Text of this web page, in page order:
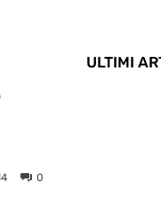
0
ULTIMI